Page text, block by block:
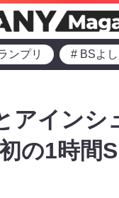
ンプリ # BSよ
アインシ
の1時間